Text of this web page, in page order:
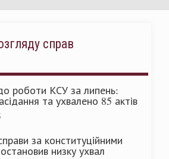
справ
роботи КСУ за липень:
та ухвалено 85 актів
за конституційними
низку ухвал